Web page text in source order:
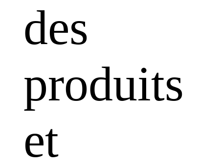
des
produits
et